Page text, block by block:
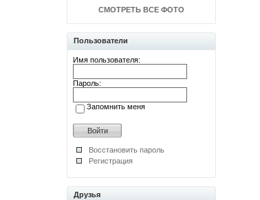
СМОТРЕТЬ ВСЕ ФОТО
Пользователи
Имя пользователя:
Пароль:
Запомнить меня
Восстановить пароль
Регистрация
Друзья